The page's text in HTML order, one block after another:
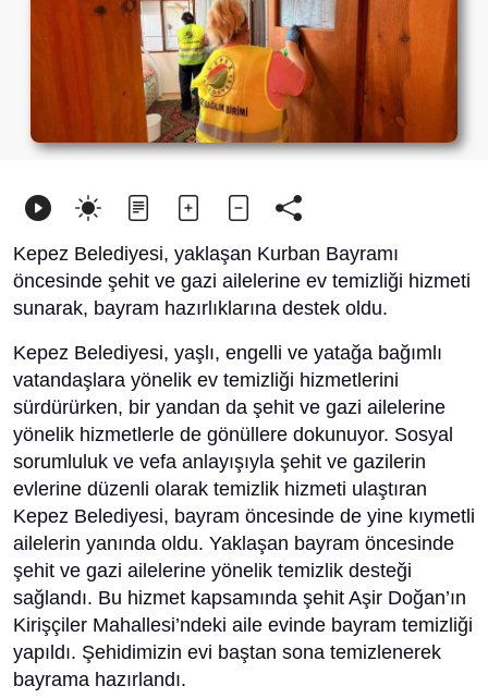
Kepez Belediyesi, yaklaşan Kurban Bayramı
öncesinde şehit ve gazi ailelerine ev temizliği hizmeti
sunarak, bayram hazırlıklarına destek oldu.
Kepez Belediyesi, yaşlı, engelli ve yatağa bağımlı
vatandaşlara yönelik ev temizliği hizmetlerini
sürdürürken, bir yandan da şehit ve gazi ailelerine
yönelik hizmetlerle de gönüllere dokunuyor. Sosyal
sorumluluk ve vefa anlayışıyla şehit ve gazilerin
evlerine düzenli olarak temizlik hizmeti ulaştıran
Kepez Belediyesi, bayram öncesinde de yine kıymetli
ailelerin yanında oldu. Yaklaşan bayram öncesinde
şehit ve gazi ailelerine yönelik temizlik desteği
sağlandı. Bu hizmet kapsamında şehit Aşir Doğan’ın
Kirişçiler Mahallesi’ndeki aile evinde bayram temizliği
yapıldı. Şehidimizin evi baştan sona temizlenerek
bayrama hazırlandı.